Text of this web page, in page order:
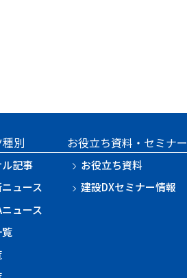
別
記事
ュース
ュース
お役立ち資料・セミナー
お役立ち資料
建設DXセミナー情報